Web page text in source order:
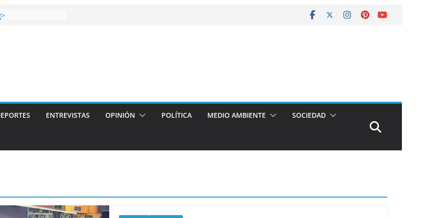
el Derbi de las
ENTREVISTAS OPINIÓN POLÍTICA MEDIO AMBIENTE SOCIEDAD